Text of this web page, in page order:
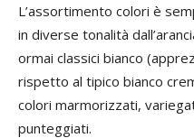
L’assortimento colori è
in diverse tonalità
ormai classici bianco
rispetto al tipico bianco
colori marmorizzati,
punteggiati.